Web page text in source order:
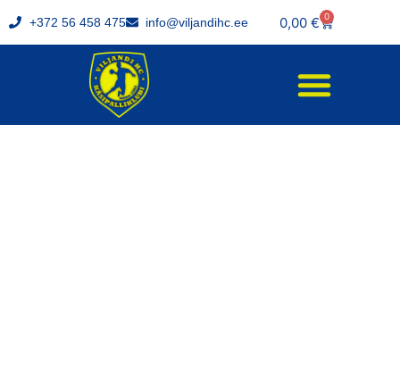
+372 56 458 475 info@viljandihc.ee 0,00 € 0